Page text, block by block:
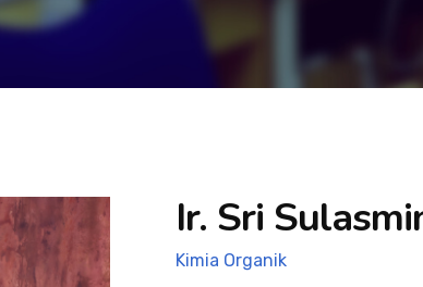
Ir. Sri
Kimia Organik